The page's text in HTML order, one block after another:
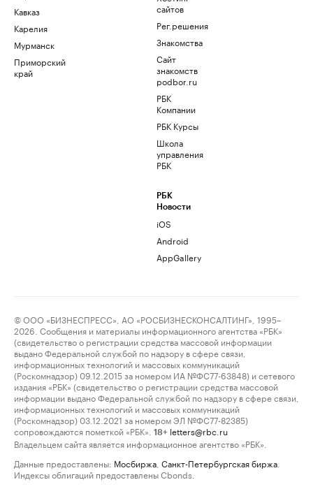
Кавказ
Карелия
Мурманск
Приморский
край
сайтов
Рег.решения
Знакомства
Сайт
знакомств
podbor.ru
РБК
Компании
РБК Курсы
Школа
управления
РБК
РБК
Новости
iOS
Android
AppGallery
© ООО «БИЗНЕСПРЕСС», АО «РОСБИЗНЕСКОНСАЛТИНГ», 1995–
2026. Сообщения и материалы информационного агентства «РБК»
(свидетельство о регистрации средства массовой информации
выдано Федеральной службой по надзору в сфере связи,
информационных технологий и массовых коммуникаций
(Роскомнадзор) 09.12.2015 за номером ИА №ФС77-63848) и сетевого
издания «РБК» (свидетельство о регистрации средства массовой
информации выдано Федеральной службой по надзору в сфере связи,
информационных технологий и массовых коммуникаций
(Роскомнадзор) 03.12.2021 за номером ЭЛ №ФС77-82385)
сопровождаются пометкой «РБК».
18+ letters@rbc.ru
Владельцем сайта является информационное агентство «РБК».
Данные предоставлены: Мосбиржа Санкт-Петербургская биржа
Индексы облигаций предоставлены Cbonds.